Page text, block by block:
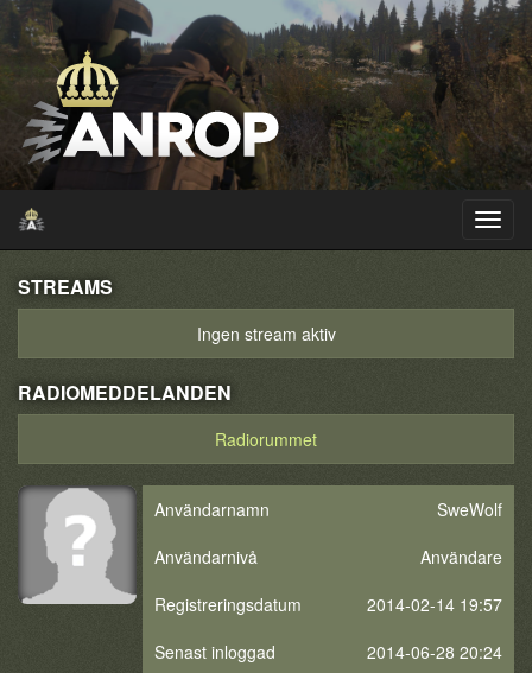
STREAMS
Ingen stream aktiv
RADIOMEDDELANDEN
Radiorummet
Användarnamn
SweWolf
Användarnivå
Användare
Registreringsdatum
2014-02-14 19:57
Senast inloggad
2014-06-28 20:24